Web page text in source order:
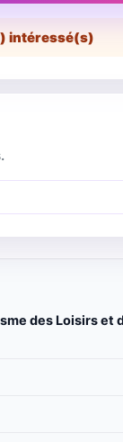
intéressé(s)
des Loisirs et